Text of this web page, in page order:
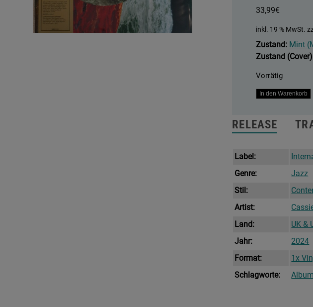
33,99€
inkl. 19 % MwSt.
Zustand: Mint
Zustand
Vorrätig
Gratitude
In den Warenkorb
RELEASE
Label:
Genre:
Jazz
Stil:
Artist:
Land:
UK &
Jahr:
2024
Format:
1x
Schlagworte:
Album